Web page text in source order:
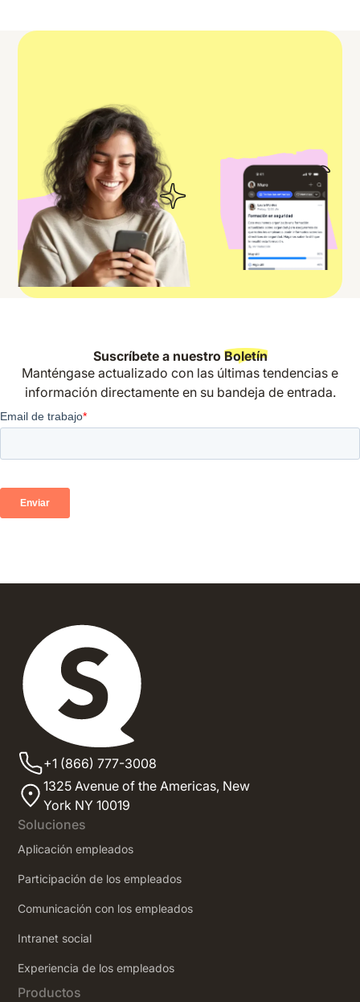
Suscríbete a nuestro Boletín
Manténgase actualizado con las últimas tendencias e
información directamente en su bandeja de entrada.
+1 (866) 777-3008
1325 Avenue of the Americas, New
York NY 10019
Soluciones
Aplicación empleados
Participación de los empleados
Comunicación con los empleados
Intranet social
‍Experiencia de los empleados
Productos